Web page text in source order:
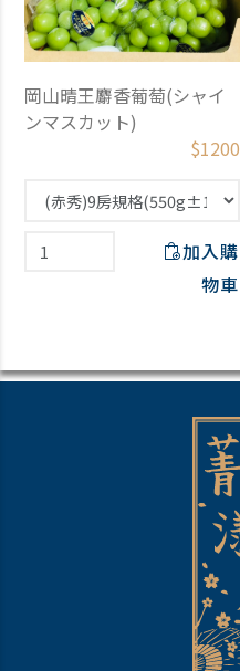
岡山晴王麝香葡萄(シャイ
ンマスカット)
$1200
加入購
物車